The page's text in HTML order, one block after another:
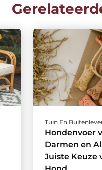
Tuin En
Hondenvoer
Darmen en
Juiste Keuze